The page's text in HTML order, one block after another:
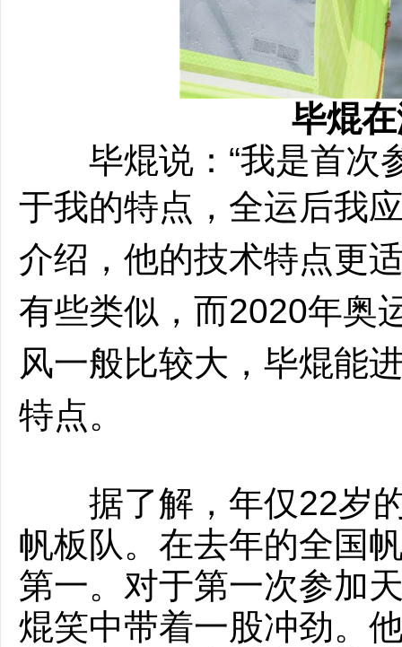
毕焜
毕焜说：“我是首次
于我的特点，全运后我
介绍，他的技术特点更
有些类似，而2020年奥
风一般比较大，毕焜能
特点。
据了解，年仅22岁的
帆板队。在去年的全国
第一。对于第一次参加
焜笑中带着一股冲劲。